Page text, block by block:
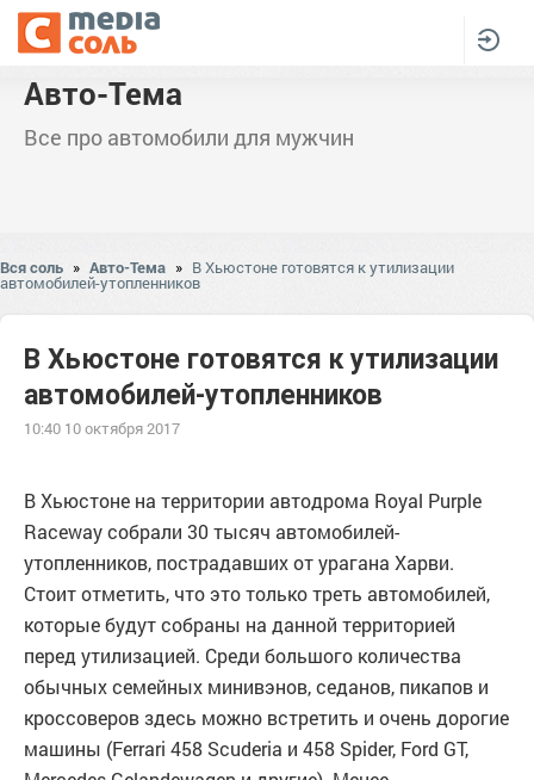
Авто-Тема
Все про автомобили для мужчин
Вся соль » Авто-Тема » В Хьюстоне готовятся к утилизации
автомобилей-утопленников
В Хьюстоне готовятся к утилизации
автомобилей-утопленников
10:40 10 октября 2017
В Хьюстоне на территории автодрома Royal Purple
Raceway собрали 30 тысяч автомобилей-
утопленников, пострадавших от урагана Харви.
Стоит отметить, что это только треть автомобилей,
которые будут собраны на данной территорией
перед утилизацией. Среди большого количества
обычных семейных минивэнов, седанов, пикапов и
кроссоверов здесь можно встретить и очень дорогие
машины (Ferrari 458 Scuderia и 458 Spider, Ford GT,